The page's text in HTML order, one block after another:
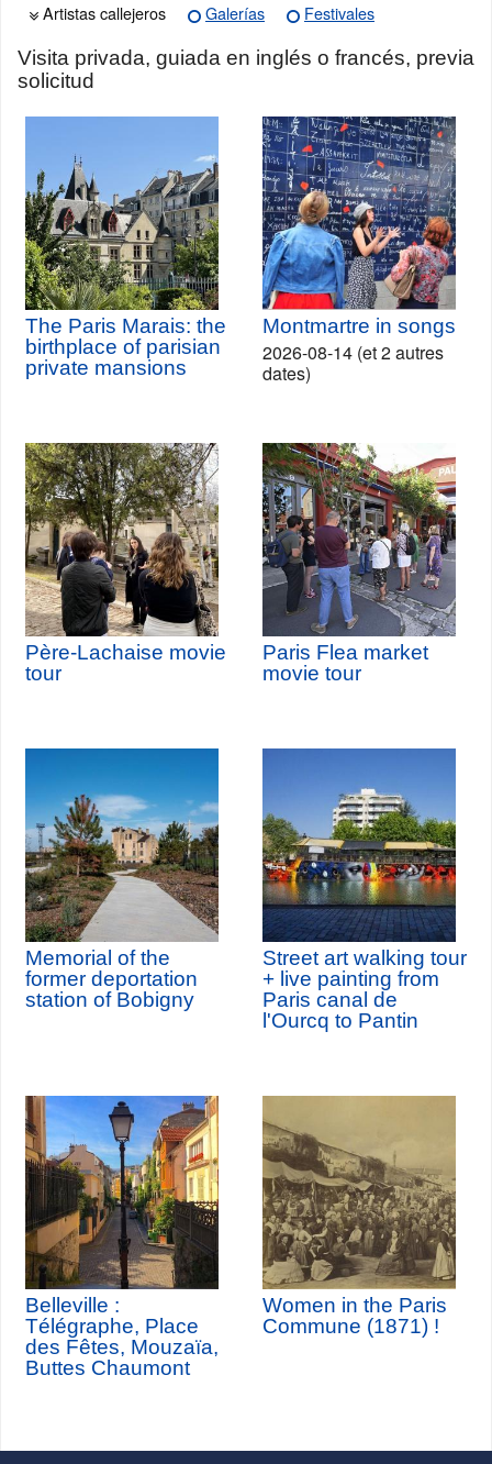
Artistas callejeros Galerías
Festivales
Visita privada, guiada en inglés o francés, previa
solicitud
The Paris Marais: the
birthplace of parisian
private mansions
Montmartre in songs
2026-08-14 (et 2 autres
dates)
Père-Lachaise movie
tour
Paris Flea market
movie tour
Memorial of the
former deportation
station of Bobigny
Street art walking tour
+ live painting from
Paris canal de
l'Ourcq to Pantin
Belleville :
Télégraphe, Place
des Fêtes, Mouzaïa,
Buttes Chaumont
Women in the Paris
Commune (1871) !